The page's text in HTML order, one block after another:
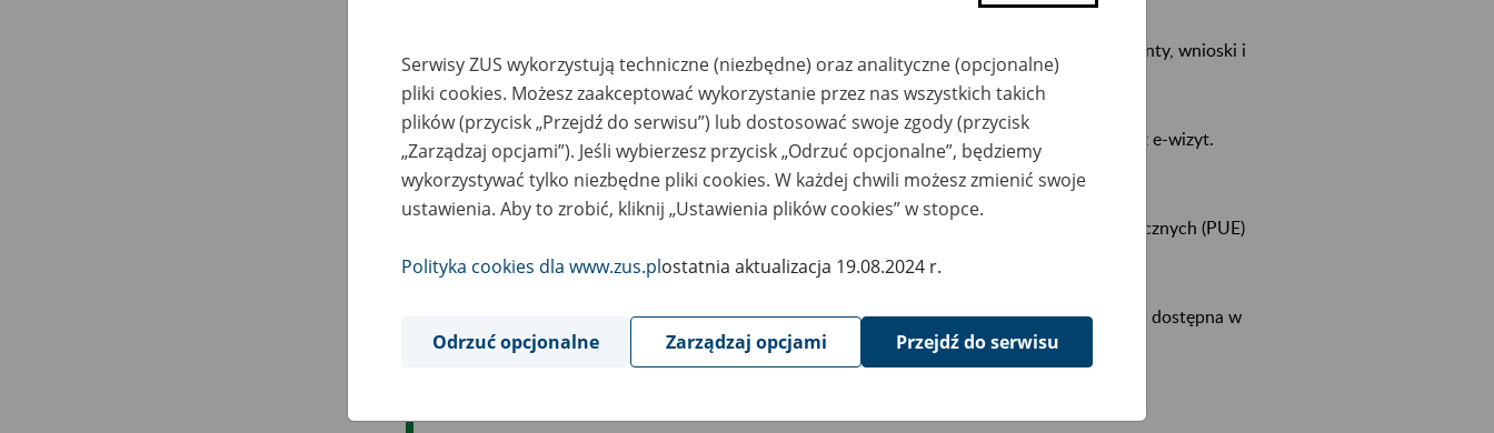
Do dyspozycji nadal pozostaje skrzynka, do której można samodzielnie składać dokumenty, wnioski i
pisma – bez kontaktu z pracownikiem ZUS.
Zachęcamy także do załatwiania spraw w ZUS bez wychodzenia z domu i skorzystania z e-wizyt.
Więcej o e-wizytach w ZUS.
Jesteśmy dostępni również przez internet za pośrednictwem Platformy Usług Elektronicznych (PUE)
ZUS oraz w kontakcie telefonicznym.
Do dyspozycji Państwa jest ogólnopolska infolinia pod numerem telefonu 22 560 16 00 dostępna w
dni robocze (pn.–pt.) w godzinach 7:00–18:00.
Serwisy ZUS wykorzystują techniczne (niezbędne) oraz analityczne (opcjonalne)
pliki cookies. Możesz zaakceptować wykorzystanie przez nas wszystkich takich
plików (przycisk „Przejdź do serwisu”) lub dostosować swoje zgody (przycisk
„Zarządzaj opcjami”). Jeśli wybierzesz przycisk „Odrzuć opcjonalne”, będziemy
wykorzystywać tylko niezbędne pliki cookies. W każdej chwili możesz zmienić swoje
ustawienia. Aby to zrobić, kliknij „Ustawienia plików cookies” w stopce.
Polityka cookies dla www.zus.plostatnia aktualizacja 19.08.2024 r.
Odrzuć opcjonalne Zarządzaj opcjami Przejdź do serwisu